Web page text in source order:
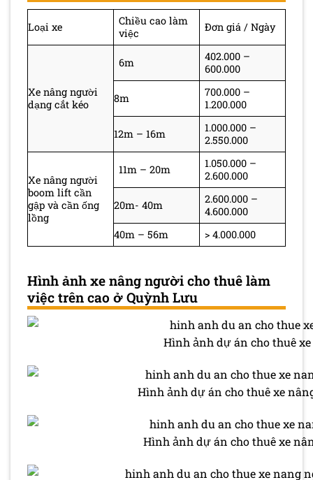
Loại xe
Chiều cao làm
việc
Đơn giá / Ngày
Xe nâng người
dạng cắt kéo
6m
402.000 –
600.000
8m
700.000 –
1.200.000
12m – 16m
1.000.000 –
2.550.000
Xe nâng người
boom lift cần
gập và cần ống
lồng
11m – 20m
1.050.000 –
2.600.000
20m- 40m
2.600.000 –
4.600.000
40m – 56m
> 4.000.000
Hình ảnh xe nâng người cho thuê làm
việc trên cao ở Quỳnh Lưu
Hình ảnh dự án cho thuê
Hình ảnh dự án cho thuê xe
Hình ảnh dự án cho thuê xe